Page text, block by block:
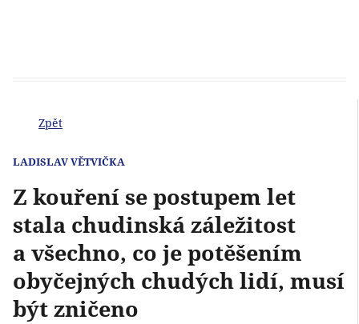
Zpět
LADISLAV VĚTVIČKA
Z kouření se postupem let
stala chudinská záležitost
a všechno, co je potěšením
obyčejných chudých lidí, musí
být zničeno